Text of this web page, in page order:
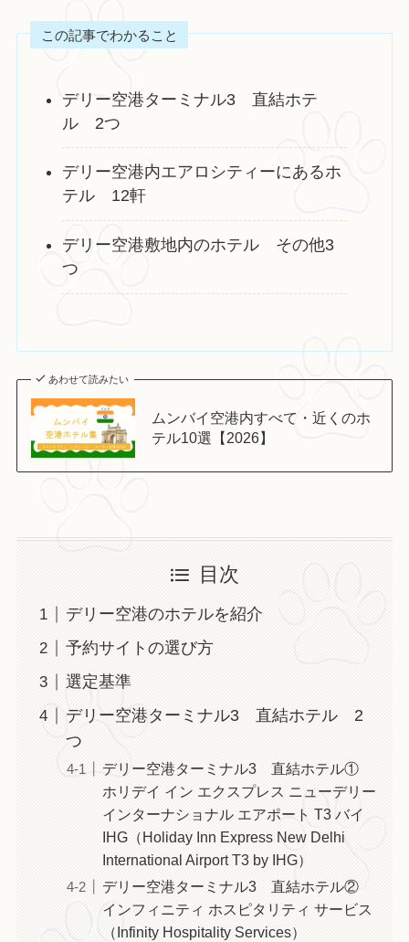
この記事でわかること
デリー空港ターミナル3 直結ホテ
ル 2つ
デリー空港内エアロシティーにあるホ
テル 12軒
デリー空港敷地内のホテル その他3
つ
あわせて読みたい
ムンバイ空港内すべて・近くのホ
テル10選【2026】
目次
デリー空港のホテルを紹介
予約サイトの選び方
選定基準
デリー空港ターミナル3 直結ホテル 2
つ
デリー空港ターミナル3 直結ホテル①
ホリデイ イン エクスプレス ニューデリー
インターナショナル エアポート T3 バイ
IHG（Holiday Inn Express New Delhi
International Airport T3 by IHG）
デリー空港ターミナル3 直結ホテル②
インフィニティ ホスピタリティ サービス
（Infinity Hospitality Services）